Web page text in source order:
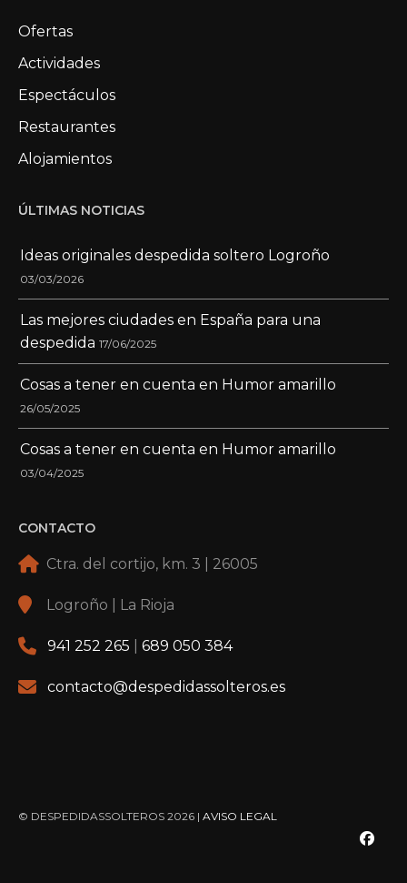
Ofertas
Actividades
Espectáculos
Restaurantes
Alojamientos
ÚLTIMAS NOTICIAS
Ideas originales despedida soltero Logroño
03/03/2026
Las mejores ciudades en España para una
despedida 17/06/2025
Cosas a tener en cuenta en Humor amarillo
26/05/2025
Cosas a tener en cuenta en Humor amarillo
03/04/2025
CONTACTO
Ctra. del cortijo, km. 3 | 26005
Logroño | La Rioja
941 252 265 689 050 384
contacto@despedidassolteros.es
© DESPEDIDASSOLTEROS 2026 | AVISO LEGAL